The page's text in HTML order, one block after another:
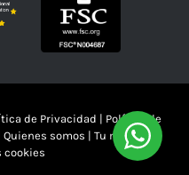
de Privacidad | Política de
Quienes somos | Tu mandas!!
cookies